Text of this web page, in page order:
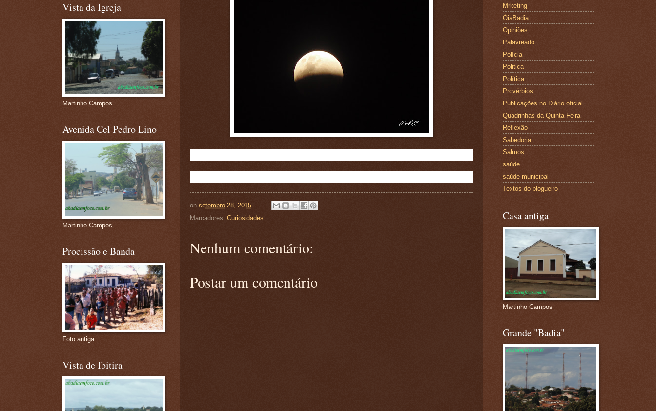
on setembro 28, 2015
Marcadores: Curiosidades
Nenhum comentário:
Postar um comentário
Vista da Igreja
Martinho Campos
Avenida Cel Pedro Lino
Martinho Campos
Procissão e Banda
Foto antiga
Vista de Ibitira
Mrketing
ÓiaBadia
Opiniões
Palavreado
Polícia
Politica
Política
Provérbios
Publicações no Diário oficial
Quadrinhas da Quinta-Feira
Reflexão
Sabedoria
Salmos
saúde
saúde municipal
Textos do blogueiro
Casa antiga
Martinho Campos
Grande "Badia"